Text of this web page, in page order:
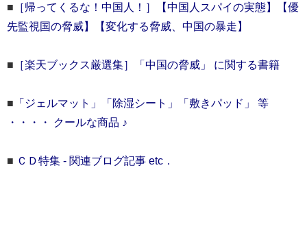
■ ［帰ってくるな！中国人！］【中国人スパイの実態】【優
先監視国の脅威】【変化する脅威、中国の暴走】
■ ［楽天ブックス厳選集］「中国の脅威」 に関する書籍
■ 「ジェルマット」「除湿シート」「敷きパッド」 等
・・・・ クールな商品 ♪
■ ＣＤ特集 - 関連ブログ記事 etc．